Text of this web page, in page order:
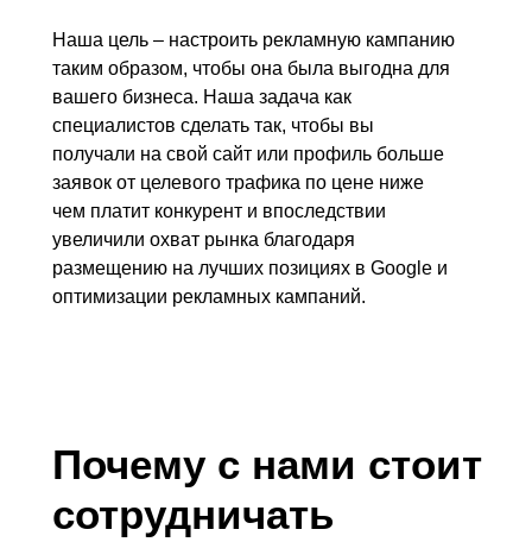
Наша цель – настроить рекламную кампанию
таким образом, чтобы она была выгодна для
вашего бизнеса. Наша задача как
специалистов сделать так, чтобы вы
получали на свой сайт или профиль больше
заявок от целевого трафика по цене ниже
чем платит конкурент и впоследствии
увеличили охват рынка благодаря
размещению на лучших позициях в Google и
оптимизации рекламных кампаний.
Почему с нами стоит
сотрудничать